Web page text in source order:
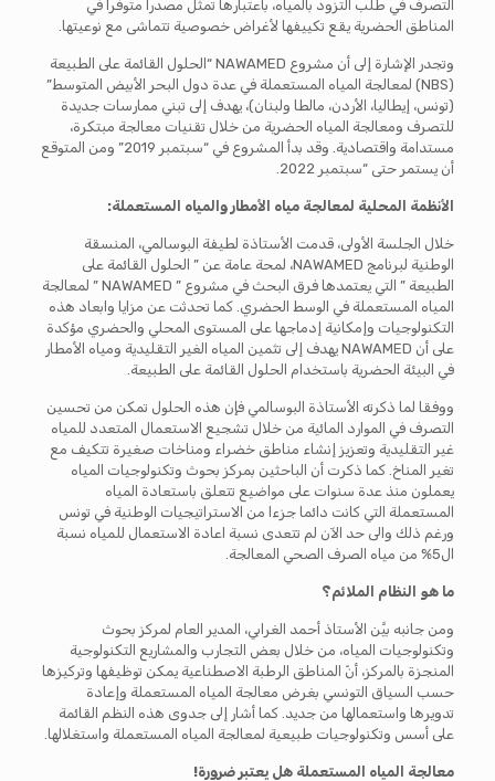
التصرف في طلب التزود بالمياه، باعتبارها تمثل مصدرا متوفرا في
المناطق الحضرية يقع تكييفها لأغراض خصوصية تتماشى مع نوعيتها.
وتجدر الإشارة إلى أن مشروع NAWAMED “الحلول القائمة على الطبيعة
(NBS) لمعالجة المياه المستعملة في عدة دول البحر الأبيض المتوسط”
(تونس، إيطاليا، الأردن، مالطا ولبنان)، يهدف إلى تبني ممارسات جديدة
للتصرف ومعالجة المياه الحضرية من خلال تقنيات معالجة مبتكرة،
مستدامة واقتصادية. وقد بدأ المشروع في “سبتمبر 2019” ومن المتوقع
أن يستمر حتى “سبتمبر 2022.
الأنظمة المحلية لمعالجة مياه الأمطار والمياه المستعملة:
خلال الجلسة الأولى، قدمت الأستاذة لطيفة البوسالمي، المنسقة
الوطنية لبرنامج NAWAMED، لمحة عامة عن ” الحلول القائمة على
الطبيعة ” التي يعتمدها فرق البحث في مشروع ” NAWAMED ” لمعالجة
المياه المستعملة في الوسط الحضري. كما تحدثت عن مزايا وابعاد هذه
التكنولوجيات وإمكانية إدماجها على المستوى المحلي والحضري مؤكدة
على أن NAWAMED يهدف إلى تثمين المياه الغير التقليدية ومياه الأمطار
في البيئة الحضرية باستخدام الحلول القائمة على الطبيعة.
ووفقا لما ذكرته الأستاذة البوسالمي فإن هذه الحلول تمكن من تحسين
التصرف في الموارد المائية من خلال تشجيع الاستعمال المتعدد للمياه
غير التقليدية وتعزيز إنشاء مناطق خضراء ومناخات صغيرة تتكيف مع
تغير المناخ. كما ذكرت أن الباحثين بمركز بحوث وتكنولوجيات المياه
يعملون منذ عدة سنوات على مواضيع تتعلق باستعادة المياه
المستعملة التي كانت دائما جزءا من الاستراتيجيات الوطنية في تونس
ورغم ذلك والى حد الآن لم تتعدى نسبة اعادة الاستعمال للمياه نسبة
ال5% من مياه الصرف الصحي المعالجة.
ما هو النظام الملائم؟
ومن جانبه بيَّن الأستاذ أحمد الغرابي، المدير العام لمركز بحوث
وتكنولوجيات المياه، من خلال بعض التجارب والمشاريع التكنولوجية
المنجزة بالمركز، أنّ المناطق الرطبة الاصطناعية يمكن توظيفها وتركيزها
حسب السياق التونسي بغرض معالجة المياه المستعملة وإعادة
تدويرها واستعمالها من جديد. كما أشار إلى جدوى هذه النظم القائمة
على أسس وتكنولوجيات طبيعية لمعالجة المياه المستعملة واستغلالها.
معالجة المياه المستعملة هل يعتبر ضرورة!